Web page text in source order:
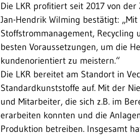
Die LKR profitiert seit 2017 von
Jan-Hendrik Wilming bestätigt:
Stoffstrommanagement, Recycling
besten Voraussetzungen, um die
kundenorientiert zu meistern.“
Die LKR bereitet am Standort in
Standardkunststoffe auf. Mit der
und Mitarbeiter, die sich z.B. im
erarbeiten konnten und die
Produktion betreiben. Insgesamt